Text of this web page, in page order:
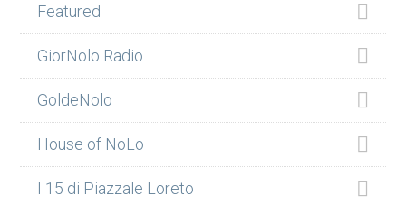
Featured
GiorNolo Radio
GoldeNolo
House of NoLo
I 15 di Piazzale Loreto